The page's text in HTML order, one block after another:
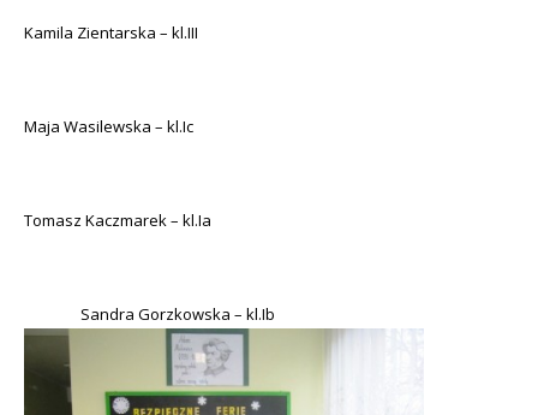
Kamila Zientarska – kl.III
Maja Wasilewska – kl.Ic
Tomasz Kaczmarek – kl.Ia
Sandra Gorzkowska – kl.Ib